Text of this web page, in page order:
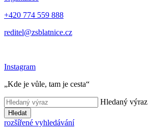
+420 774 559 888
reditel@zsblatnice.cz
Instagram
„Kde je vůle, tam je cesta“
Hledaný výraz
Hledat
rozšířené vyhledávání